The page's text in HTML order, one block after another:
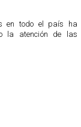
en todo el país ha
la atención de las